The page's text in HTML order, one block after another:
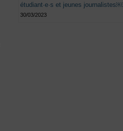
étudiant·e·s et jeunes journalistes￼
30/03/2023